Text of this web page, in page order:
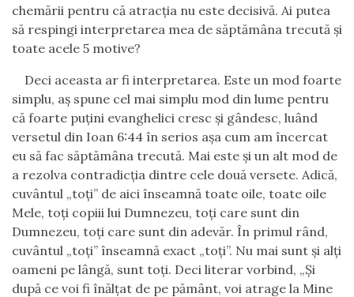
chemării pentru că atracţia nu este decisivă. Ai putea
să respingi interpretarea mea de săptămâna trecută şi
toate acele 5 motive?
Deci aceasta ar fi interpretarea. Este un mod foarte
simplu, aş spune cel mai simplu mod din lume pentru
că foarte puţini evanghelici cresc şi gândesc, luând
versetul din Ioan 6:44 în serios aşa cum am încercat
eu să fac săptămâna trecută. Mai este şi un alt mod de
a rezolva contradicţia dintre cele două versete. Adică,
cuvântul „toţi” de aici înseamnă toate oile, toate oile
Mele, toţi copiii lui Dumnezeu, toţi care sunt din
Dumnezeu, toţi care sunt din adevăr. În primul rând,
cuvântul „toţi” înseamnă exact „toţi”. Nu mai sunt şi alţi
oameni pe lângă, sunt toţi. Deci literar vorbind, „Şi
după ce voi fi înălţat de pe pământ, voi atrage la Mine